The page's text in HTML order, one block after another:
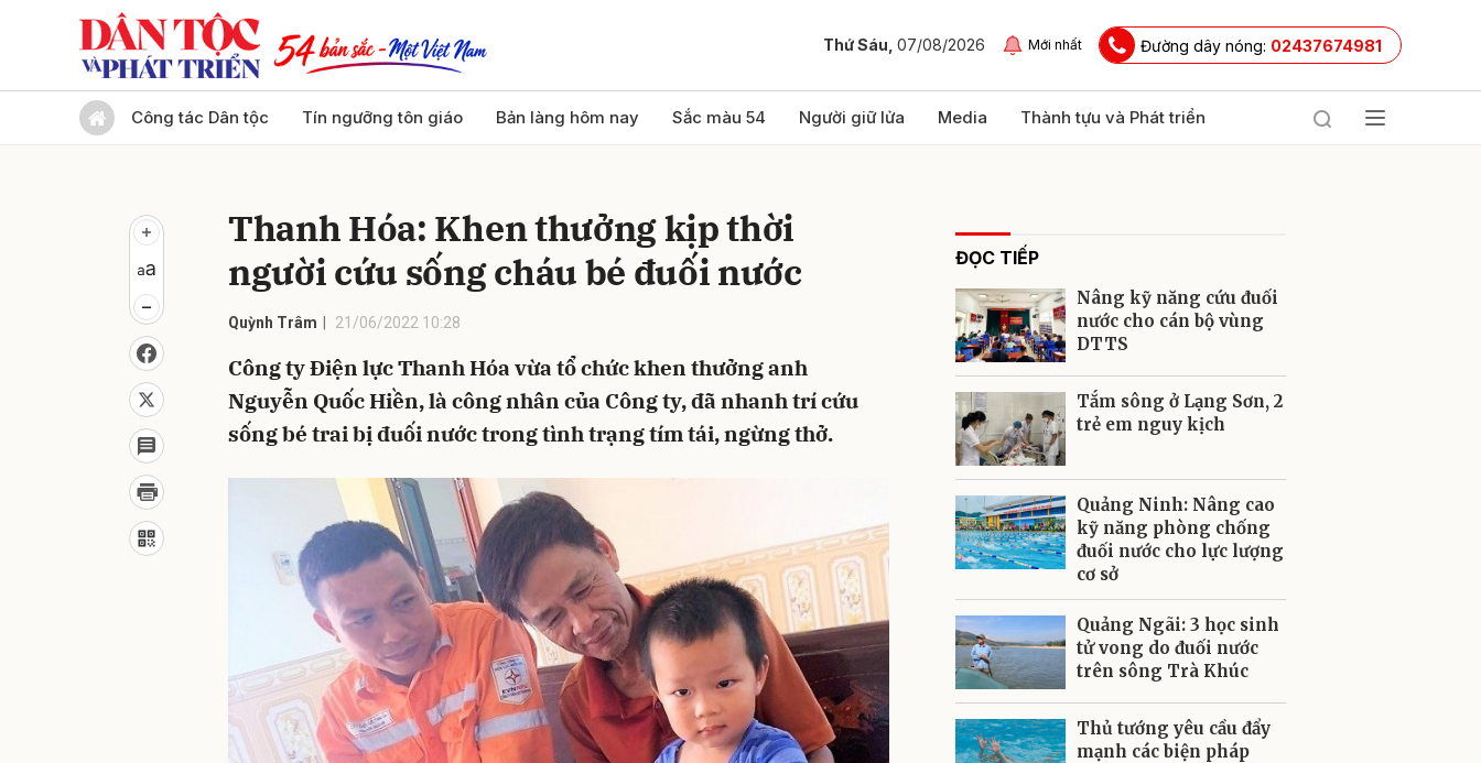
Thứ Sáu, 07/08/2026 Mới nhất Đường dây nóng: 02437674981
Công tác Dân tộc Tín ngưỡng tôn giáo Bản làng hôm nay Sắc màu 54 Người giữ lửa Media Thành tựu và Phát triển
Thanh Hóa: Khen thưởng kịp thời
người cứu sống cháu bé đuối nước
Quỳnh Trâm 21/06/2022 10:28
Công ty Điện lực Thanh Hóa vừa tổ chức khen thưởng anh
Nguyễn Quốc Hiền, là công nhân của Công ty, đã nhanh trí cứu
sống bé trai bị đuối nước trong tình trạng tím tái, ngừng thở.
ĐỌC TIẾP
Nâng kỹ năng cứu đuối
nước cho cán bộ vùng
DTTS
Tắm sông ở Lạng Sơn, 2
trẻ em nguy kịch
Quảng Ninh: Nâng cao
kỹ năng phòng chống
đuối nước cho lực lượng
cơ sở
Quảng Ngãi: 3 học sinh
tử vong do đuối nước
trên sông Trà Khúc
Thủ tướng yêu cầu đẩy
mạnh các biện pháp
Gửi bình luận
Gửi